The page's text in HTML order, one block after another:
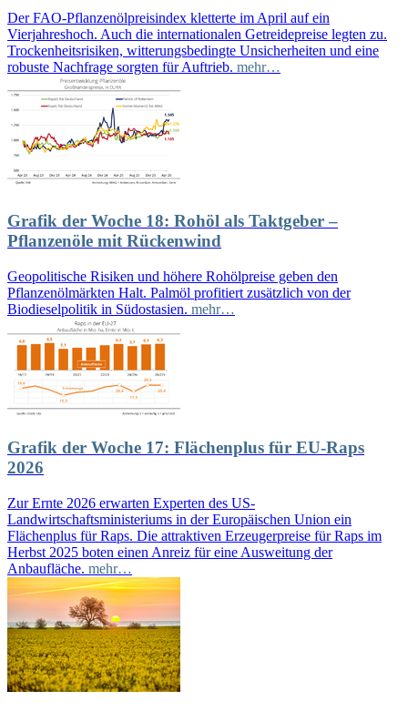
Der FAO-Pflanzenölpreisindex kletterte im April auf ein
Vierjahreshoch. Auch die internationalen Getreidepreise legten zu.
Trockenheitsrisiken, witterungsbedingte Unsicherheiten und eine
robuste Nachfrage sorgten für Auftrieb. mehr…
Grafik der Woche 18: Rohöl als Taktgeber –
Pflanzenöle mit Rückenwind
Geopolitische Risiken und höhere Rohölpreise geben den
Pflanzenölmärkten Halt. Palmöl profitiert zusätzlich von der
Biodieselpolitik in Südostasien. mehr…
Grafik der Woche 17: Flächenplus für EU-Raps
2026
Zur Ernte 2026 erwarten Experten des US-
Landwirtschaftsministeriums in der Europäischen Union ein
Flächenplus für Raps. Die attraktiven Erzeugerpreise für Raps im
Herbst 2025 boten einen Anreiz für eine Ausweitung der
Anbaufläche. mehr…